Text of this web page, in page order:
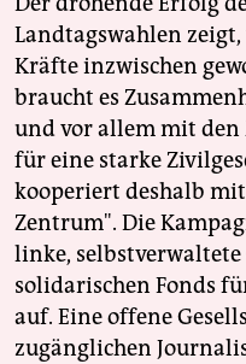
Landtagswahlen
Kräfte inzwischen
braucht es
und vor allem mit den
für eine starke
kooperiert deshalb
Zentrum". Die
linke,
solidarischen Fonds
auf. Eine offene
zugänglichen